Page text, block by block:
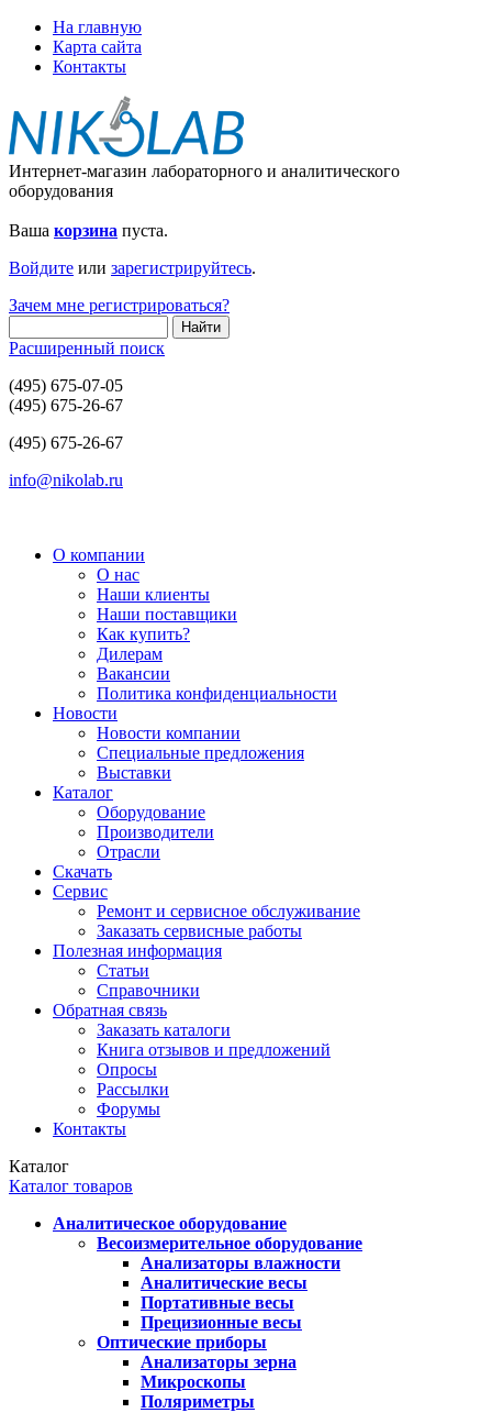
На главную
Карта сайта
Контакты
Интернет-магазин лабораторного и аналитического
оборудования
Ваша корзина пуста.
Войдите или зарегистрируйтесь.
Зачем мне регистрироваться?
Расширенный поиск
(495) 675-07-05
(495) 675-26-67
(495) 675-26-67
info@nikolab.ru
О компании
О нас
Наши клиенты
Наши поставщики
Как купить?
Дилерам
Вакансии
Политика конфиденциальности
Новости
Новости компании
Специальные предложения
Выставки
Каталог
Оборудование
Производители
Отрасли
Скачать
Сервис
Ремонт и сервисное обслуживание
Заказать сервисные работы
Полезная информация
Статьи
Справочники
Обратная связь
Заказать каталоги
Книга отзывов и предложений
Опросы
Рассылки
Форумы
Контакты
Каталог
Каталог товаров
Аналитическое оборудование
Весоизмерительное оборудование
Анализаторы влажности
Аналитические весы
Портативные весы
Прецизионные весы
Оптические приборы
Анализаторы зерна
Микроскопы
Поляриметры